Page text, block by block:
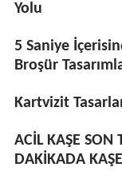
Yolu
5 Saniye
Broşür
Kartvizit
ACİL KAŞE SON
DAKİKADA